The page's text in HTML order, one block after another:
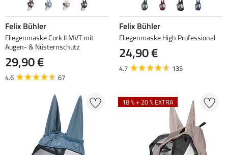
Felix Bühler
Fliegenmaske Cork II MVT mit
Augen- & Nüsternschutz
29,90 €
4.6 67
Felix Bühler
Fliegenmaske High Professional
24,90 €
4.7 135
18 % + 20 % EXTRA